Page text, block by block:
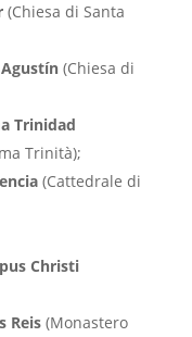
(Chiesa di Santa
(Chiesa di
Trinidad
Trinità);
(Cattedrale di
Christi
Reis(Monastero